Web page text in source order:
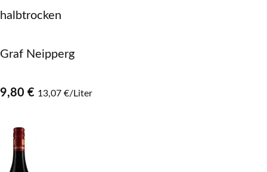
halbtrocken
Graf Neipperg
9,80 € 13,07 €/Liter